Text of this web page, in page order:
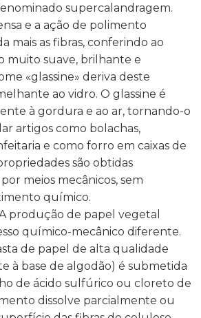
supercalandragem.
e a ação de polimento
mais as fibras, conferindo ao
muito suave, brilhante e
«glassine» deriva deste
ao vidro. O glassine é
à gordura e ao ar, tornando-o
artigos como bolachas,
e como forro em caixas de
são obtidas
meios mecânicos, sem
químico.
produção de papel vegetal
químico-mecânico diferente.
de papel de alta qualidade
à base de algodão) é submetida
de ácido sulfúrico ou cloreto de
dissolve parcialmente ou